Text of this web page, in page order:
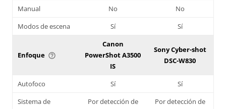
Manual No
No
Modos de escena
Sí Sí
Enfoque help_outline
Canon
PowerShot A3500
IS
Sony Cyber-shot
DSC-W830
Autofoco Sí
Sí
Sistema de
Por detección de
Por detección de